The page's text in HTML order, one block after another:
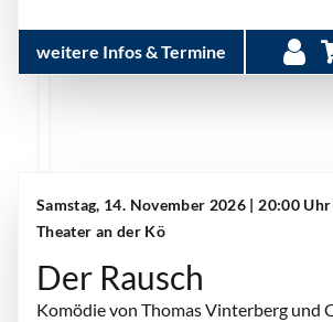
weitere Infos & Termine
Samstag, 14. November 2026 | 20:00 Uhr
Theater an der Kö
Der Rausch
Komödie von Thomas Vinterberg und